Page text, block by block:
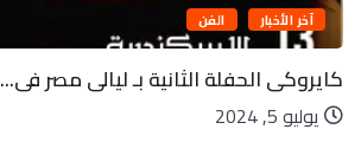
آخر الأخبار الفن
كايروكى الحفلة الثانية بـ ليالى مصر فى...
يوليو 5, 2024